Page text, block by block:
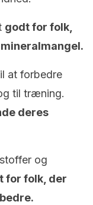
godt for folk,
at forbedre
til træning.
deres
og
for folk, der